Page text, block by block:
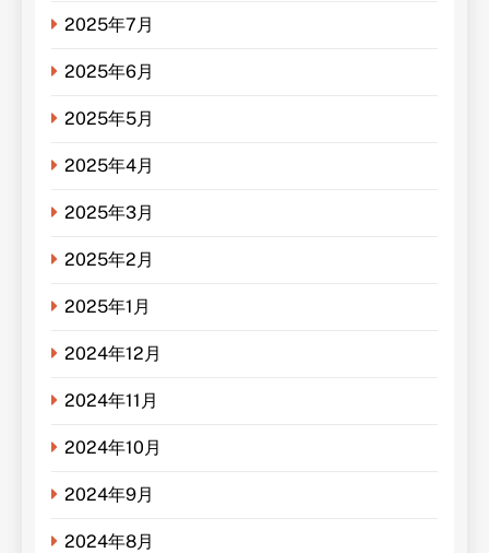
2025年7月
2025年6月
2025年5月
2025年4月
2025年3月
2025年2月
2025年1月
2024年12月
2024年11月
2024年10月
2024年9月
2024年8月